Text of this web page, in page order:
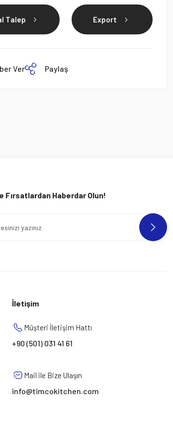
Talep Export
Ver Paylaş
Fırsatlardan Haberdar Olun!
İletişim
Müşteri İletişim Hattı
+90 (501) 031 41 61
Mail ile Bize Ulaşın
info@timcokitchen.com